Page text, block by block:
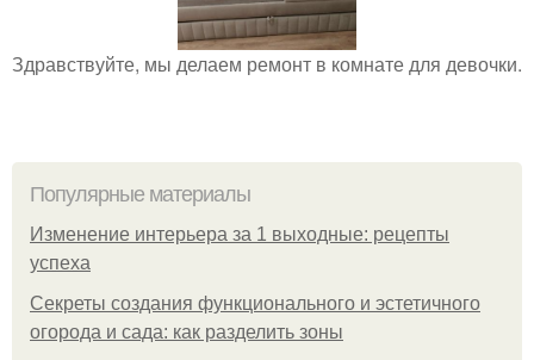
Здравствуйте, мы делаем ремонт в комнате для девочки.
Популярные материалы
Изменение интерьера за 1 выходные: рецепты
успеха
Секреты создания функционального и эстетичного
огорода и сада: как разделить зоны